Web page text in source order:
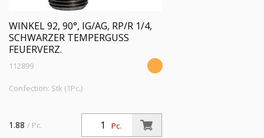
WINKEL 92, 90°, IG/AG, RP/R 1/4,
SCHWARZER TEMPERGUSS
FEUERVERZ.
112899
Confection: Stk (1Pc.)
Pc.
1.88 / Pc.